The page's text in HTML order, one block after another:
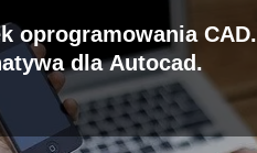
oprogramowania CAD.
dla Autocad.